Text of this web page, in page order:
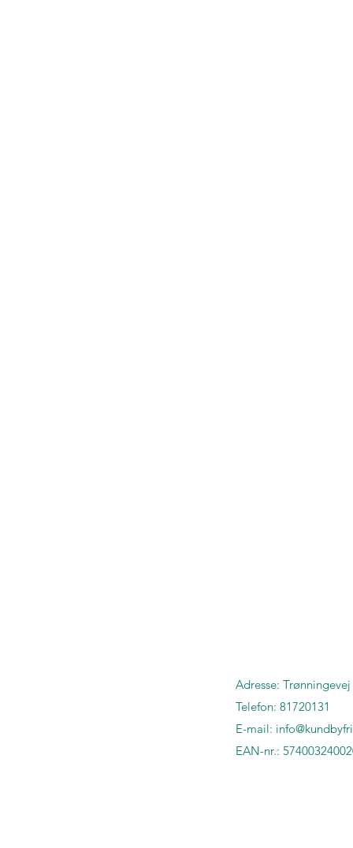
Adresse:
Telefon: 81720131
E-mail:
EAN-nr.: